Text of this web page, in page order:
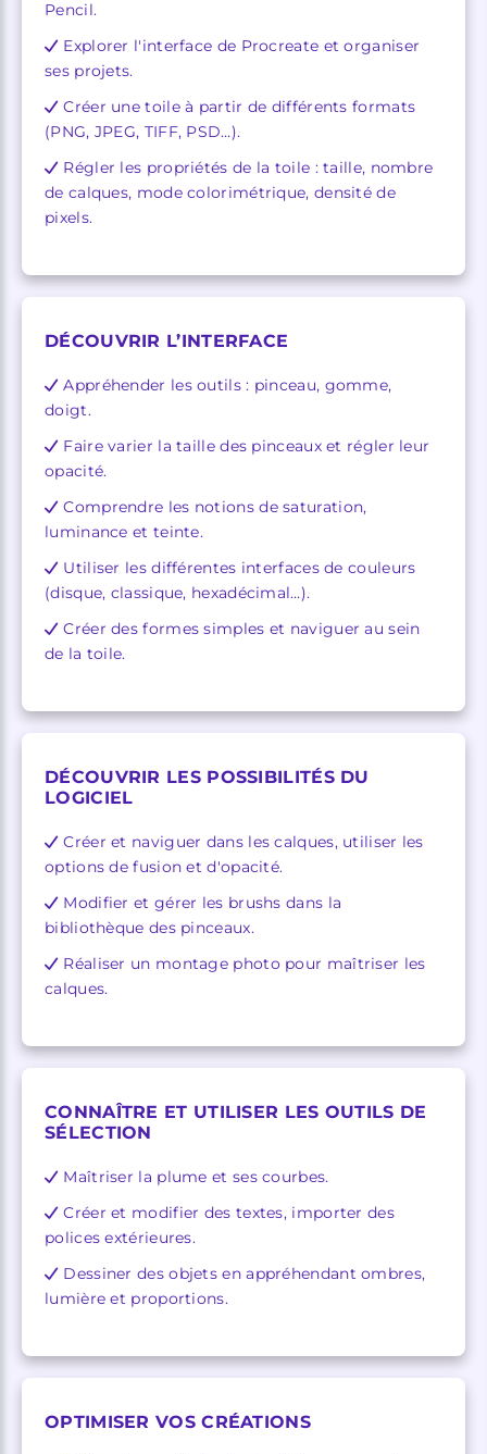
Pencil.
Explorer l'interface de Procreate et organiser
ses projets.
Créer une toile à partir de différents formats
(PNG, JPEG, TIFF, PSD…).
Régler les propriétés de la toile : taille, nombre
de calques, mode colorimétrique, densité de
pixels.
DÉCOUVRIR L’INTERFACE
Appréhender les outils : pinceau, gomme,
doigt.
Faire varier la taille des pinceaux et régler leur
opacité.
Comprendre les notions de saturation,
luminance et teinte.
Utiliser les différentes interfaces de couleurs
(disque, classique, hexadécimal…).
Créer des formes simples et naviguer au sein
de la toile.
DÉCOUVRIR LES POSSIBILITÉS DU
LOGICIEL
Créer et naviguer dans les calques, utiliser les
options de fusion et d'opacité.
Modifier et gérer les brushs dans la
bibliothèque des pinceaux.
Réaliser un montage photo pour maîtriser les
calques.
CONNAÎTRE ET UTILISER LES OUTILS DE
SÉLECTION
Maîtriser la plume et ses courbes.
Créer et modifier des textes, importer des
polices extérieures.
Dessiner des objets en appréhendant ombres,
lumière et proportions.
OPTIMISER VOS CRÉATIONS